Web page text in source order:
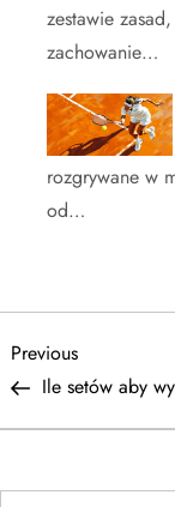
zestawie
zachowanie…
rozgrywane w
od…
N
a
w
Previous
Post
Previous
Ile setów aby